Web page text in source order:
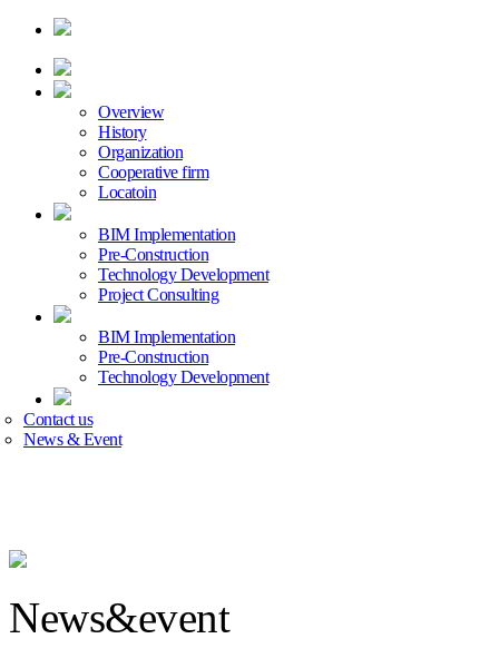
Overview
History
Organization
Cooperative firm
Locatoin
BIM Implementation
Pre-Construction
Technology Development
Project Consulting
BIM Implementation
Pre-Construction
Technology Development
Contact us
News & Event
News&event